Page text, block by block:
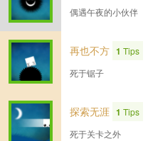
偶遇午夜的小伙伴
再也不方 1 Tips
死于锯子
探索无涯 1 Tips
死于关卡之外